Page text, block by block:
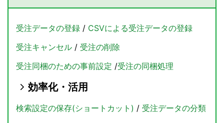
受注データの登録 / CSVによる受注データの登録
受注キャンセル / 受注の削除
受注同梱のための事前設定 /受注の同梱処理
効率化・活用
検索設定の保存(ショートカット) / 受注データの分類